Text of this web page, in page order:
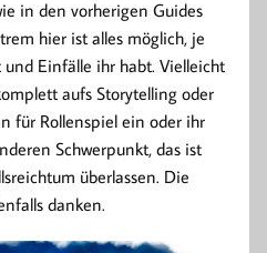
in den vorherigen Guides
hier ist alles möglich, je
Einfälle ihr habt. Vielleicht
aufs Storytelling oder
für Rollenspiel ein oder ihr
Schwerpunkt, das ist
überlassen. Die
danken.